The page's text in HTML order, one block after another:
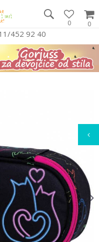
0
0
452 92 40